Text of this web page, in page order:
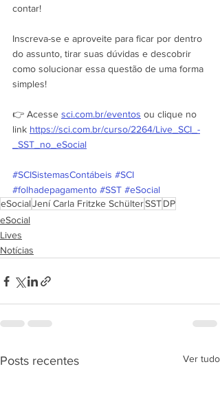
contar!
Inscreva-se e aproveite para ficar por dentro
do assunto, tirar suas dúvidas e descobrir
como solucionar essa questão de uma forma
simples!
👉 Acesse sci.com.br/eventos ou clique no
link https://sci.com.br/curso/2264/Live_SCI_-
_SST_no_eSocial
#SCISistemasContábeis #SCI
#folhadepagamento #SST #eSocial
eSocialJení Carla Fritzke SchülterSSTDP
eSocial
Lives
Notícias
Posts recentes Ver tudo